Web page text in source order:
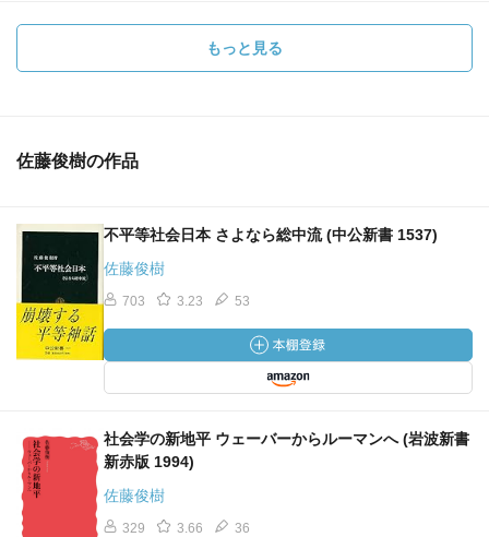
もっと見る
佐藤俊樹の作品
不平等社会日本 さよなら総中流 (中公新書 1537)
佐藤俊樹
703 3.23 53
社会学の新地平 ウェーバーからルーマンへ (岩波新書
新赤版 1994)
佐藤俊樹
329 3.66 36